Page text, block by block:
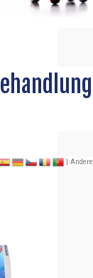
| Andere